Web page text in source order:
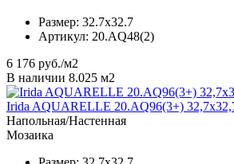
Размер: 32.7x32.7
Артикул: 20.AQ48(2)
6 176 руб./м2
В наличии 8.025 м2
Irida AQUARELLE 20.AQ96(3+)
Напольная/Настенная
Мозаика